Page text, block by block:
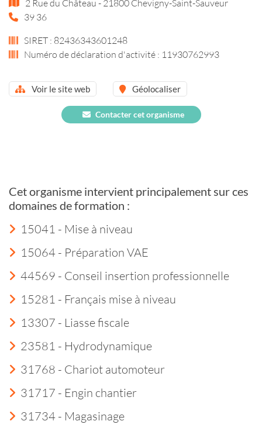
2 Rue du Château - 21800 Chevigny-Saint-Sauveur
39 36
SIRET : 82436343601248
Numéro de déclaration d'activité : 11930762993
Voir le site web Géolocaliser
Contacter cet organisme
Cet organisme intervient principalement sur ces
domaines de formation :
15041 - Mise à niveau
15064 - Préparation VAE
44569 - Conseil insertion professionnelle
15281 - Français mise à niveau
13307 - Liasse fiscale
23581 - Hydrodynamique
31768 - Chariot automoteur
31717 - Engin chantier
31734 - Magasinage